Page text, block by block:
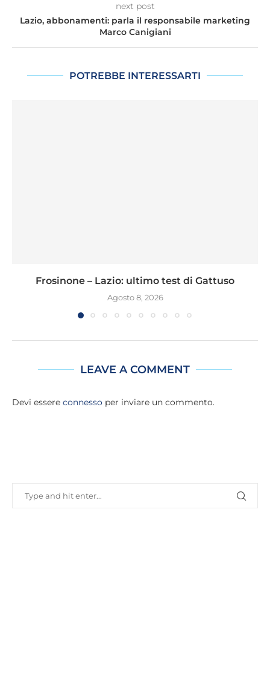
next post
Lazio, abbonamenti: parla il responsabile marketing
Marco Canigiani
POTREBBE INTERESSARTI
Frosinone – Lazio: ultimo test di Gattuso
Agosto 8, 2026
LEAVE A COMMENT
Devi essere connesso per inviare un commento.